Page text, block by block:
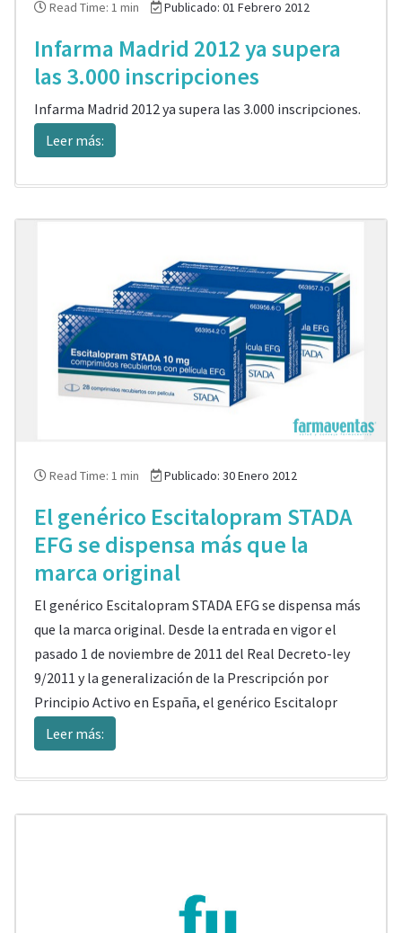
Read Time: 1 min Publicado: 01 Febrero 2012
Infarma Madrid 2012 ya supera
las 3.000 inscripciones
Infarma Madrid 2012 ya supera las 3.000 inscripciones.
Leer más:
Read Time: 1 min Publicado: 30 Enero 2012
El genérico Escitalopram STADA
EFG se dispensa más que la
marca original
El genérico Escitalopram STADA EFG se dispensa más
que la marca original. Desde la entrada en vigor el
pasado 1 de noviembre de 2011 del Real Decreto-ley
9/2011 y la generalización de la Prescripción por
Principio Activo en España, el genérico Escitalopr
Leer más: